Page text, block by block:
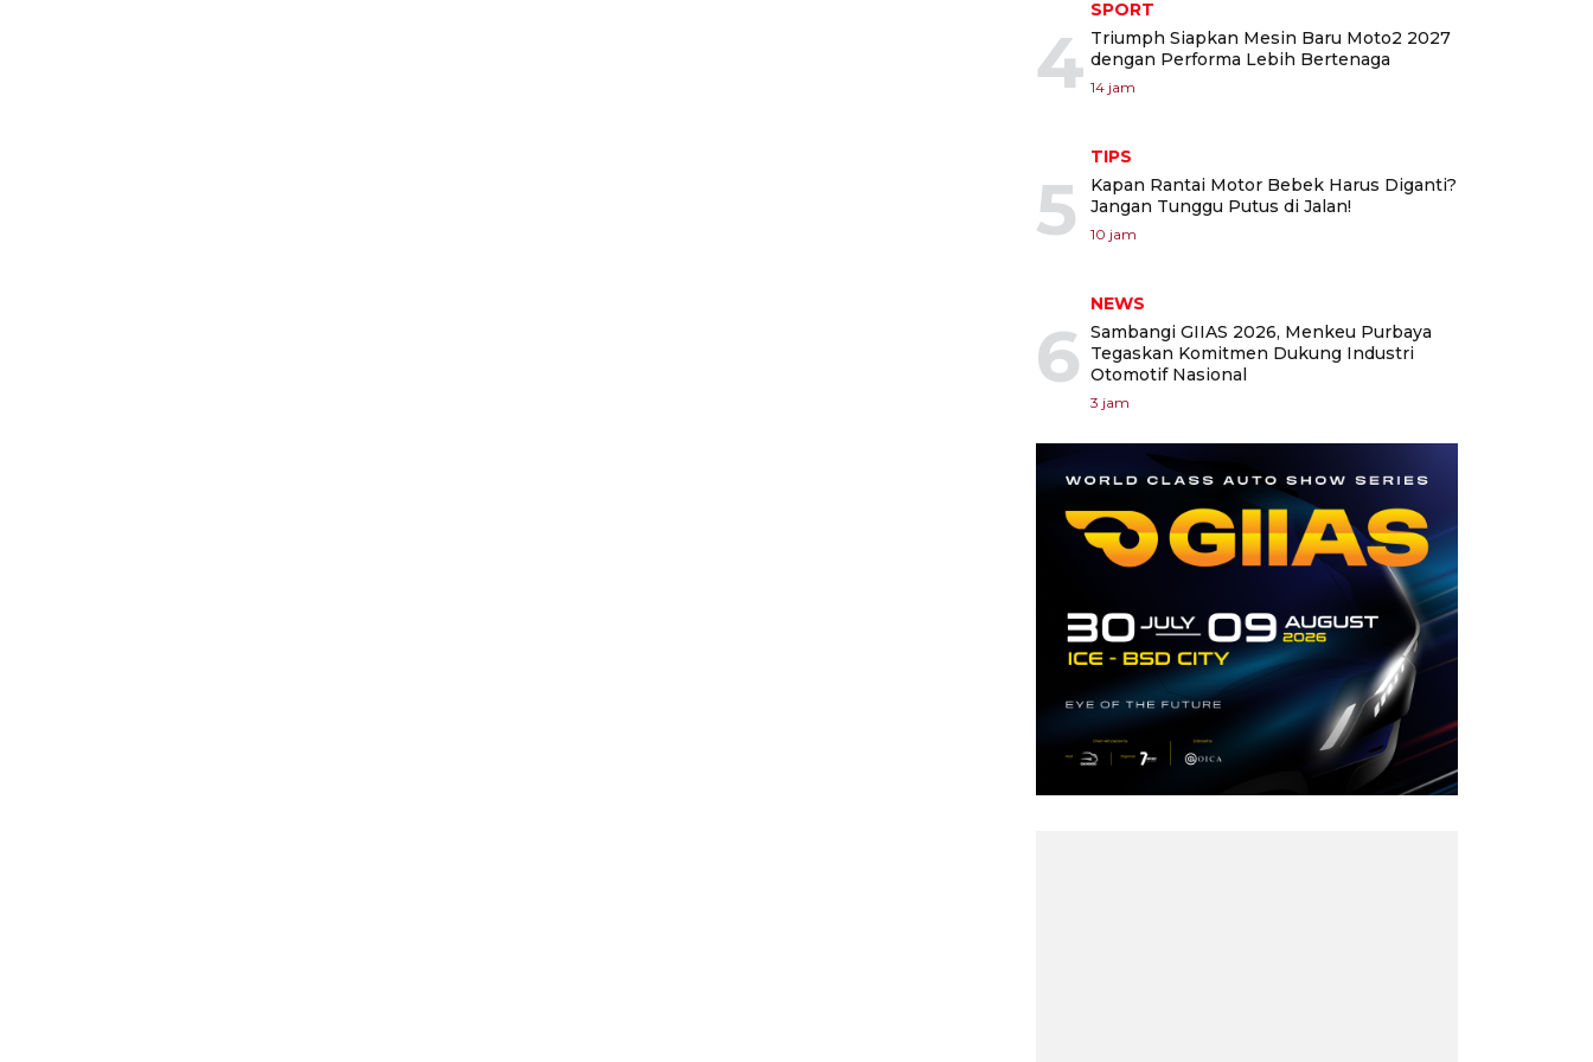
4
SPORT
Triumph Siapkan Mesin Baru Moto2 2027
dengan Performa Lebih Bertenaga
14 jam
5
TIPS
Kapan Rantai Motor Bebek Harus Diganti?
Jangan Tunggu Putus di Jalan!
10 jam
6
NEWS
Sambangi GIIAS 2026, Menkeu Purbaya
Tegaskan Komitmen Dukung Industri
Otomotif Nasional
3 jam